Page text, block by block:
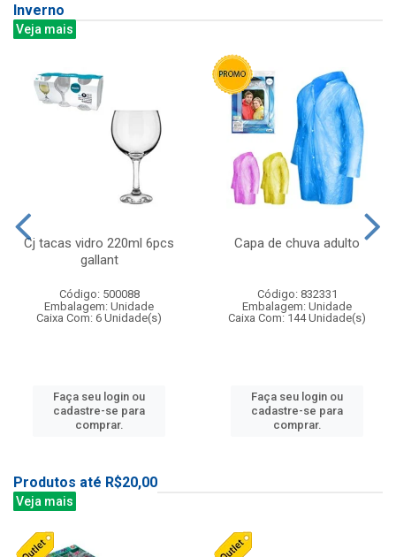
Inverno
Veja mais
Cj tacas vidro 220ml 6pcs
gallant
Código: 500088
Embalagem: Unidade
Caixa Com: 6 Unidade(s)
Faça seu login ou
cadastre-se para
comprar.
Capa de chuva adulto
Código: 832331
Embalagem: Unidade
Caixa Com: 144 Unidade(s)
Faça seu login ou
cadastre-se para
comprar.
Produtos até R$20,00
Veja mais